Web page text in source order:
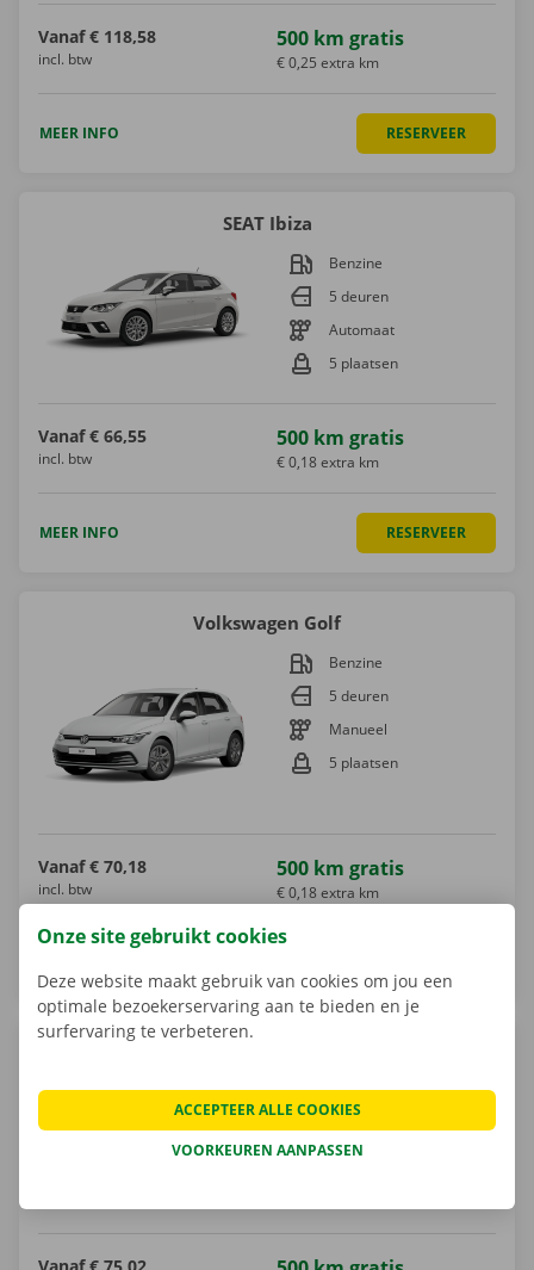
Vanaf € 118,58
incl. btw
500 km gratis
€ 0,25 extra km
MEER INFO RESERVEER
SEAT Ibiza
Benzine
5 deuren
Automaat
5 plaatsen
Vanaf € 66,55
incl. btw
500 km gratis
€ 0,18 extra km
MEER INFO RESERVEER
Volkswagen Golf
Benzine
5 deuren
Manueel
5 plaatsen
Vanaf € 70,18
incl. btw
500 km gratis
€ 0,18 extra km
Benzine
5 deuren
Automaat
Onze site gebruikt cookies
Deze website maakt gebruik van cookies om jou een
optimale bezoekerservaring aan te bieden en je
surfervaring te verbeteren.
VOORKEUREN AANPASSEN
ACCEPTEER ALLE COOKIES